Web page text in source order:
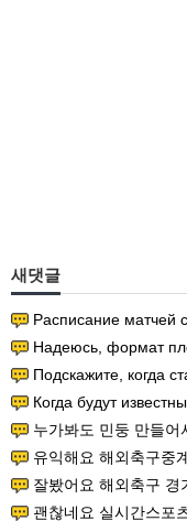
새댓글
Расписание матчей
Надеюсь, формат плей-
Подскажите, когда
Когда будут известны
누가봐도 민둥 만들어서 탈북하는것들이나 뭔
유익해요 해외축구중계 링크 찾기 쉬워서
잘봤어요 해외축구 경기 일정 한눈에 보
괜찮네요 실시간스포츠 정보 확인하기